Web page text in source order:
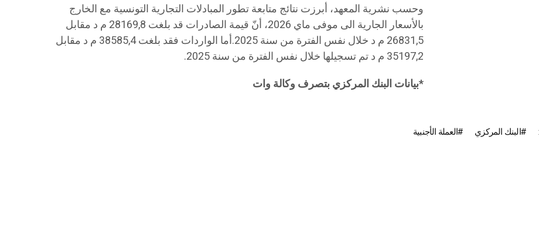
وحسب نشرية المعهد، أبرزت نتائج متابعة تطور المبادلات التجارية التونسية مع الخارج
بالأسعار الجارية الى موفى ماي 2026، أنّ قيمة الصادرات قد بلغت 28169,8 م د مقابل
26831,5 م د خلال نفس الفترة من سنة 2025.أما الواردات فقد بلغت 38585,4 م د مقابل
35197,2 م د تم تسجيلها خلال نفس الفترة من سنة 2025.
*بيانات البنك المركزي بتصرف وكالة وات
البنك المركزي العملة الأجنبية